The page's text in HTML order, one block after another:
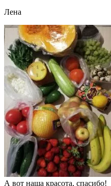
Лена
А вот наша красота, спасибо!